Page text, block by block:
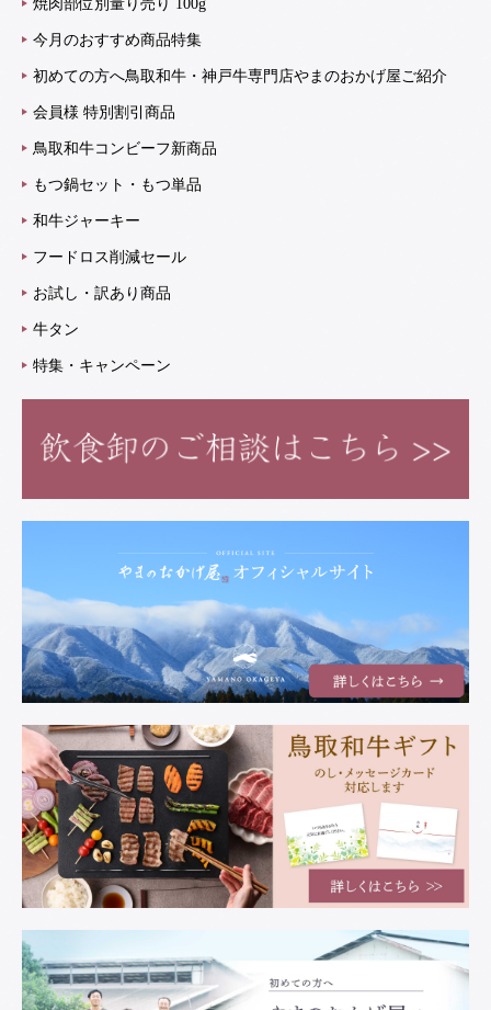
焼肉部位別量り売り 100g
今月のおすすめ商品特集
初めての方へ鳥取和牛・神戸牛専門店やまのおかげ屋ご紹介
会員様 特別割引商品
鳥取和牛コンビーフ新商品
もつ鍋セット・もつ単品
和牛ジャーキー
フードロス削減セール
お試し・訳あり商品
牛タン
特集・キャンペーン